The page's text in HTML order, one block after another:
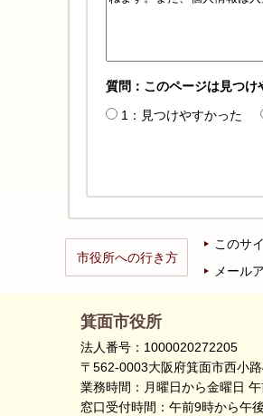
質問：このページは見つけ
1：見つけやすかった
市役所への行き方
このサ
メール
箕面市役所
法人番号：1000020272205
〒562-0003大阪府箕面市西小
業務時間：月曜日から金曜日
窓口受付時間：午前9時から午